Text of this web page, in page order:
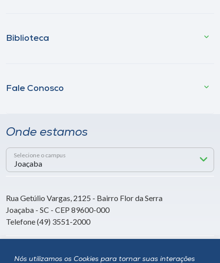
Nós utilizamos os Cookies para tornar suas interações
Biblioteca
Fale Conosco
Onde estamos
Selecione o campus
Rua Getúlio Vargas, 2125 - Bairro Flor da Serra
Joaçaba - SC - CEP 89600-000
Telefone (49) 3551-2000
Siga a Unoesc